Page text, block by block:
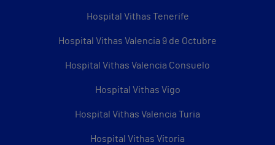
Hospital Vithas Tenerife
Hospital Vithas Valencia 9 de Octubre
Hospital Vithas Valencia Consuelo
Hospital Vithas Vigo
Hospital Vithas Valencia Turia
Hospital Vithas Vitoria